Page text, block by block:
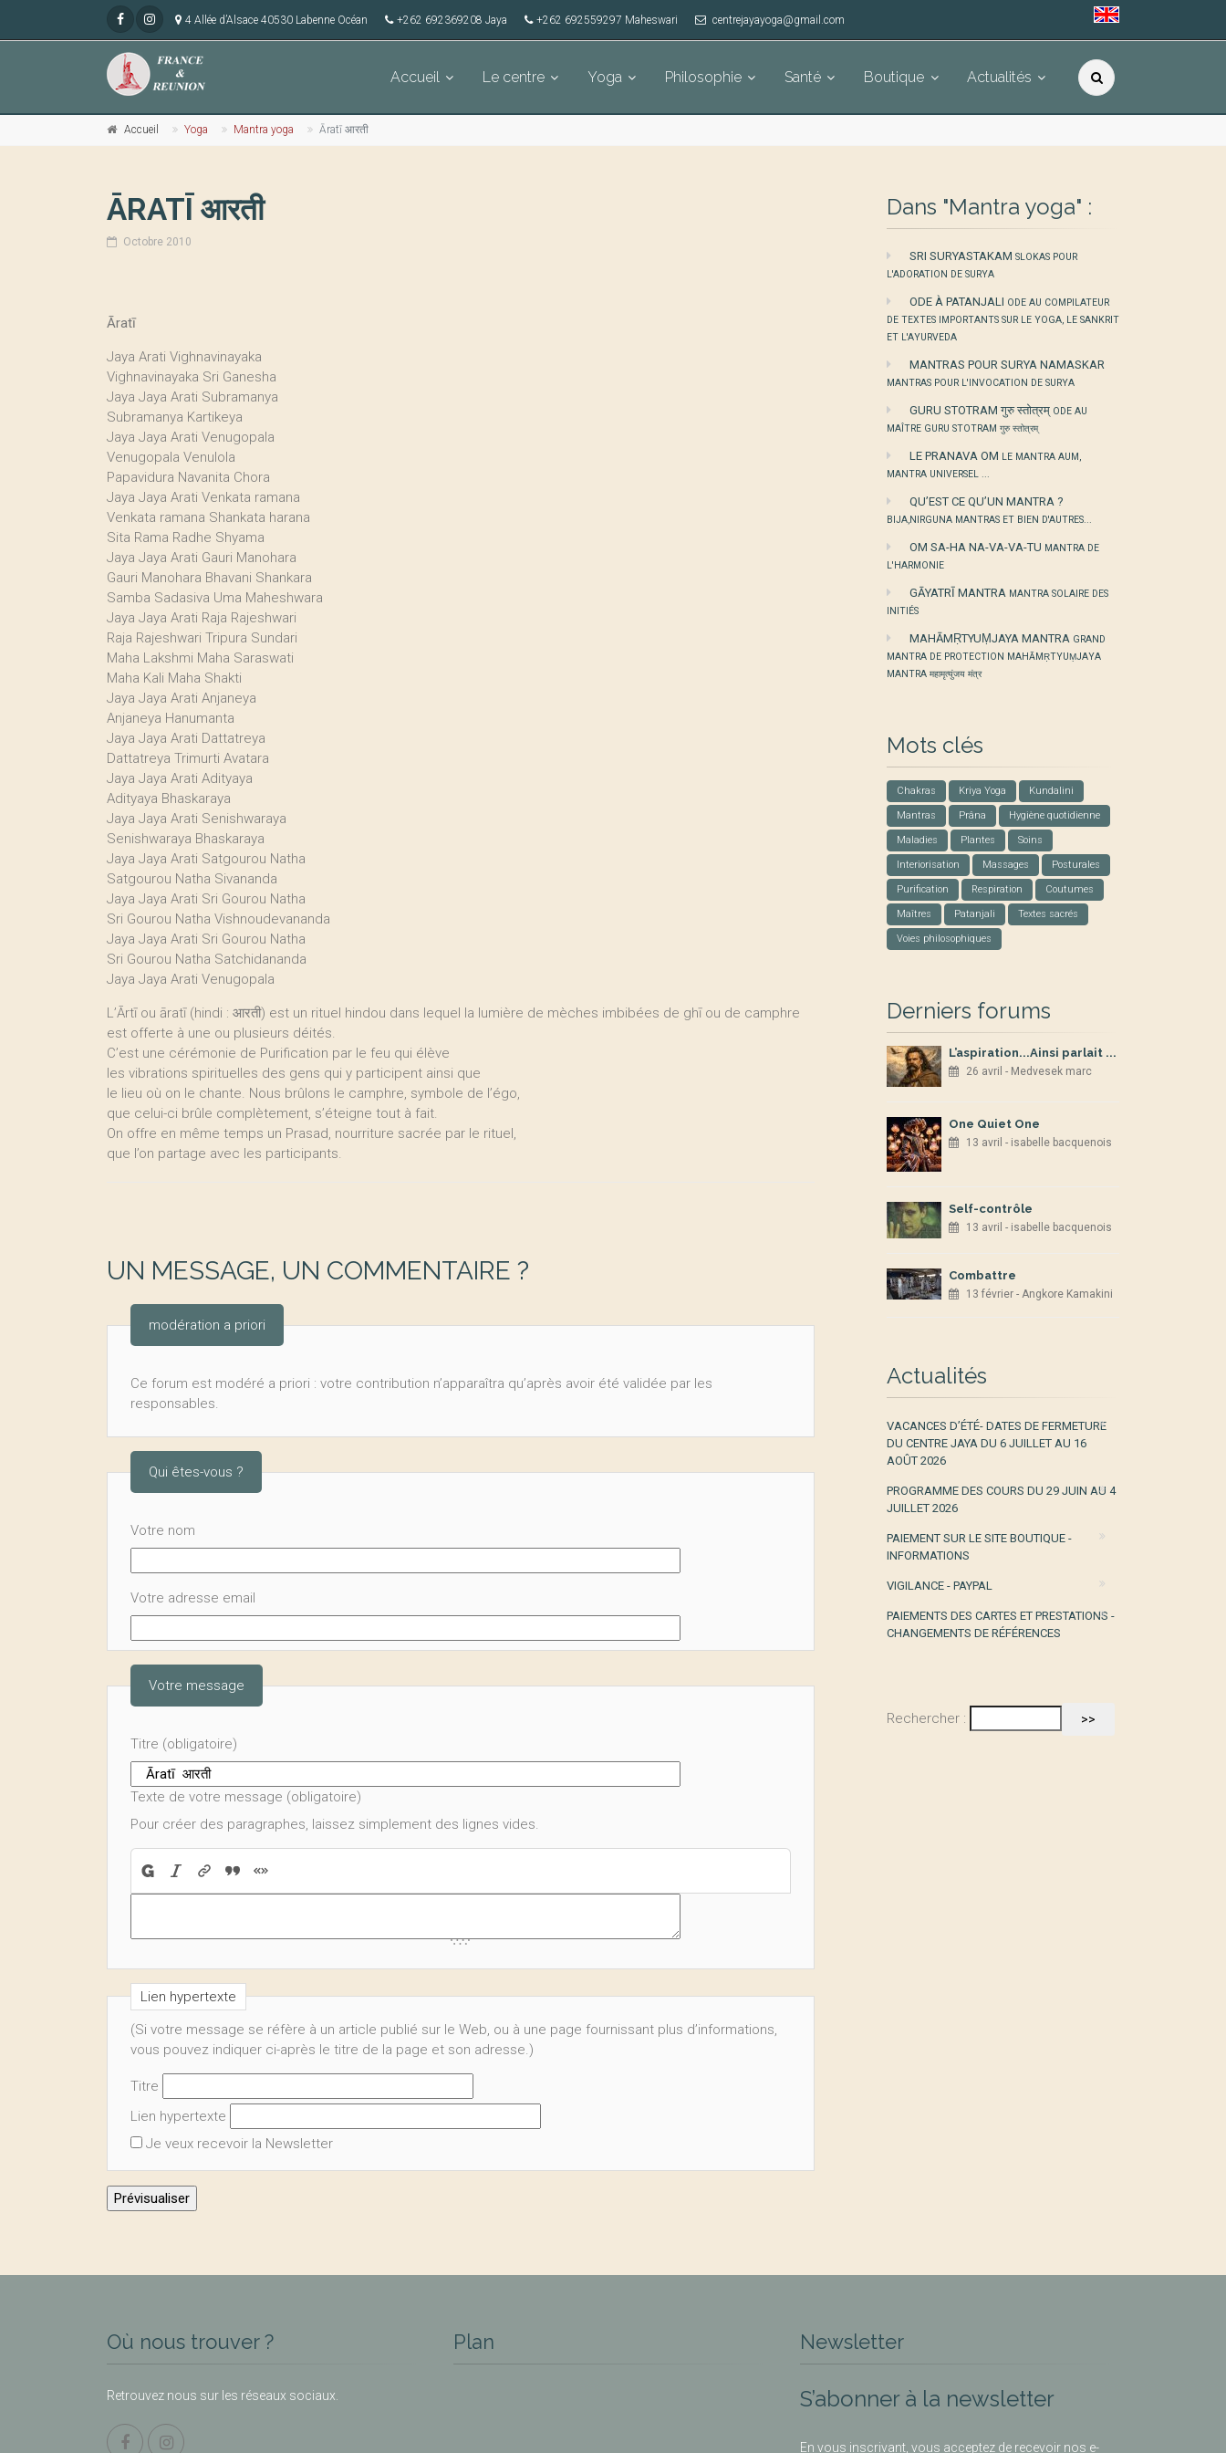
4 Allée d’Alsace 40530 Labenne Océan +262 692369208 Jaya +262 692559297 Maheswari centrejayayoga@gmail.com
Accueil Le centre Yoga Philosophie Santé Boutique Actualités
Accueil Yoga Mantra yoga Āratī आरती
ĀRATĪ आरती
Octobre 2010
Āratī
Jaya Arati Vighnavinayaka
Vighnavinayaka Sri Ganesha
Jaya Jaya Arati Subramanya
Subramanya Kartikeya
Jaya Jaya Arati Venugopala
Venugopala Venulola
Papavidura Navanita Chora
Jaya Jaya Arati Venkata ramana
Venkata ramana Shankata harana
Sita Rama Radhe Shyama
Jaya Jaya Arati Gauri Manohara
Gauri Manohara Bhavani Shankara
Samba Sadasiva Uma Maheshwara
Jaya Jaya Arati Raja Rajeshwari
Raja Rajeshwari Tripura Sundari
Maha Lakshmi Maha Saraswati
Maha Kali Maha Shakti
Jaya Jaya Arati Anjaneya
Anjaneya Hanumanta
Jaya Jaya Arati Dattatreya
Dattatreya Trimurti Avatara
Jaya Jaya Arati Adityaya
Adityaya Bhaskaraya
Jaya Jaya Arati Senishwaraya
Senishwaraya Bhaskaraya
Jaya Jaya Arati Satgourou Natha
Satgourou Natha Sivananda
Jaya Jaya Arati Sri Gourou Natha
Sri Gourou Natha Vishnoudevananda
Jaya Jaya Arati Sri Gourou Natha
Sri Gourou Natha Satchidananda
Jaya Jaya Arati Venugopala
L’Ārtī ou āratī (hindi : आरती) est un rituel hindou dans lequel la lumière de mèches imbibées de ghī ou de camphre
est offerte à une ou plusieurs déités.
C’est une cérémonie de Purification par le feu qui élève
les vibrations spirituelles des gens qui y participent ainsi que
le lieu où on le chante. Nous brûlons le camphre, symbole de l’égo,
que celui-ci brûle complètement, s’éteigne tout à fait.
On offre en même temps un Prasad, nourriture sacrée par le rituel,
que l’on partage avec les participants.
UN MESSAGE, UN COMMENTAIRE ?
modération a priori
Ce forum est modéré a priori : votre contribution n’apparaîtra qu’après avoir été validée par les
responsables.
Qui êtes-vous ?
Votre nom
Votre adresse email
Votre message
Titre (obligatoire)
Texte de votre message (obligatoire)
Pour créer des paragraphes, laissez simplement des lignes vides.
Lien hypertexte
(Si votre message se réfère à un article publié sur le Web, ou à une page fournissant plus d’informations,
vous pouvez indiquer ci-après le titre de la page et son adresse.)
Titre
Lien hypertexte
Je veux recevoir la Newsletter
Dans "Mantra yoga" :
SRI SURYASTAKAM SLOKAS POUR
L'ADORATION DE SURYA
ODE À PATANJALI ODE AU COMPILATEUR
DE TEXTES IMPORTANTS SUR LE YOGA, LE SANKRIT
ET L'AYURVEDA
MANTRAS POUR SURYA NAMASKAR
MANTRAS POUR L'INVOCATION DE SURYA
GURU STOTRAM गुरु स्तोत्रम् ODE AU
MAÎTRE GURU STOTRAM गुरु स्तोत्रम्
LE PRANAVA OM LE MANTRA AUM,
MANTRA UNIVERSEL ...
QU’EST CE QU’UN MANTRA ?
BIJA,NIRGUNA MANTRAS ET BIEN D'AUTRES...
OM SA-HA NA-VA-VA-TU MANTRA DE
L'HARMONIE
GĀYATRĪ MANTRA MANTRA SOLAIRE DES
INITIÉS
MAHĀMṚTYUṂJAYA MANTRA GRAND
MANTRA DE PROTECTION MAHĀMṚTYUṂJAYA
MANTRA महामृत्युंजय मंत्र
Mots clés
Chakras Kriya Yoga Kundalini
Mantras Prâna Hygiène quotidienne
Maladies Plantes Soins
Interiorisation Massages Posturales
Purification Respiration Coutumes
Maîtres Patanjali Textes sacrés
Voies philosophiques
Derniers forums
L’aspiration...Ainsi parlait ...
26 avril - Medvesek marc
One Quiet One
13 avril - isabelle bacquenois
Self-contrôle
13 avril - isabelle bacquenois
Combattre
13 février - Angkore Kamakini
Actualités
VACANCES D’ÉTÉ- DATES DE FERMETURE
DU CENTRE JAYA DU 6 JUILLET AU 16
AOÛT 2026
PROGRAMME DES COURS DU 29 JUIN AU 4
JUILLET 2026
PAIEMENT SUR LE SITE BOUTIQUE -
INFORMATIONS
VIGILANCE - PAYPAL
PAIEMENTS DES CARTES ET PRESTATIONS -
CHANGEMENTS DE RÉFÉRENCES
Rechercher :
Où nous trouver ?
Retrouvez nous sur les réseaux sociaux.
Plan Newsletter
S’abonner à la newsletter
En vous inscrivant, vous acceptez de recevoir nos e-